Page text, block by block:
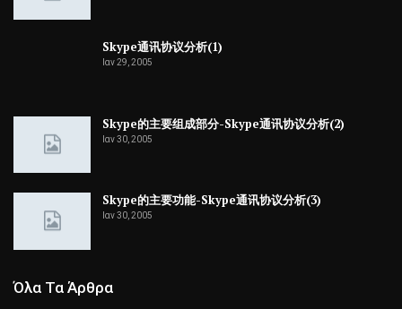
Skype通讯协议分析(1)
Ιαν 29, 2005
Skype的主要组成部分-Skype通讯协议分析(2)
Ιαν 30, 2005
Skype的主要功能-Skype通讯协议分析(3)
Ιαν 30, 2005
Όλα Τα Άρθρα